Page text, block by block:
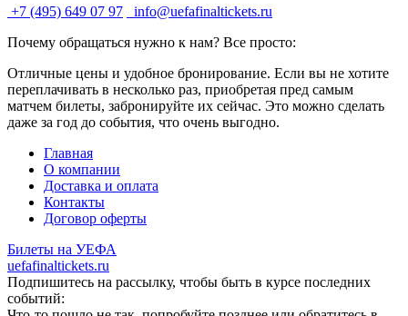
+7 (495) 649 07 97
info@uefafinaltickets.ru
Почему обращаться нужно к нам? Все просто:
Отличные цены и удобное бронирование. Если вы не хотите
переплачивать в несколько раз, приобретая пред самым
матчем билеты, забронируйте их сейчас. Это можно сделать
даже за год до события, что очень выгодно.
Главная
О компании
Доставка и оплата
Контакты
Договор оферты
Билеты на УЕФА
uefafinaltickets.ru
Подпишитесь на рассылку, чтобы быть в курсе последних
событий: